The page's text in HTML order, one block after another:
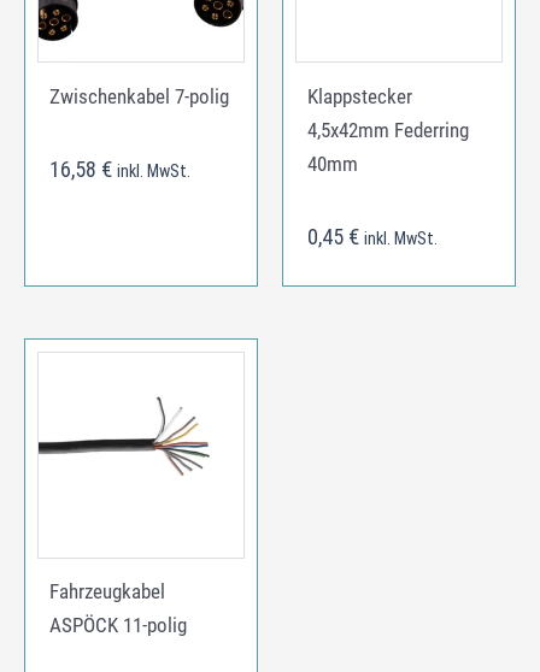
Zwischenkabel 7-polig
16,58 € inkl. MwSt.
Klappstecker
4,5x42mm Federring
40mm
0,45 € inkl. MwSt.
Fahrzeugkabel
ASPÖCK 11-polig